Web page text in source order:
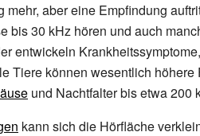
aber eine Empfindung
bis 30 kHz hören und auch
entwickeln
Tiere können wesentlich höhere
und Nachtfalter bis etwa 200
kann sich die Hörfläche